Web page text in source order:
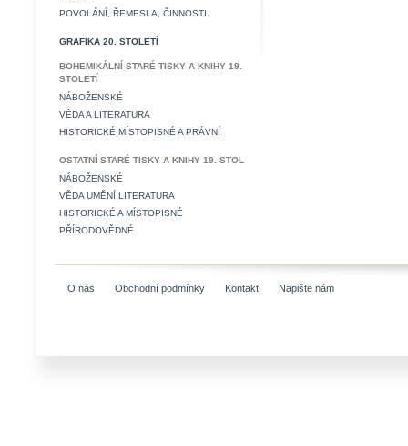
POVOLÁNÍ, ŘEMESLA, ČINNOSTI.
GRAFIKA 20. STOLETÍ
BOHEMIKÁLNÍ STARÉ TISKY A KNIHY 19.
STOLETÍ
NÁBOŽENSKÉ
VĚDA A LITERATURA
HISTORICKÉ MÍSTOPISNÉ A PRÁVNÍ
OSTATNÍ STARÉ TISKY A KNIHY 19. STOL
NÁBOŽENSKÉ
VĚDA UMĚNÍ LITERATURA
HISTORICKÉ A MÍSTOPISNÉ
PŘÍRODOVĚDNÉ
O nás Obchodní podmínky Kontakt Napište nám